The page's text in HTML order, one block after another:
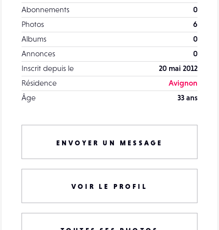
Abonnements
0
Photos
6
Albums
0
Annonces
0
Inscrit depuis le
20 mai 2012
Résidence
Avignon
Âge
33 ans
ENVOYER UN MESSAGE
VOIR LE PROFIL